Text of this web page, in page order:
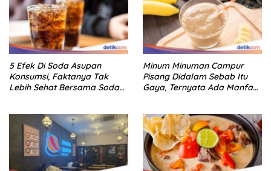
5 Efek Di Soda Asupan
Konsumsi, Faktanya Tak
Lebih Sehat Bersama Soda
Minum Minuman Campur
Pisang Didalam Sebab Itu
Gaya, Ternyata Ada Manfaat